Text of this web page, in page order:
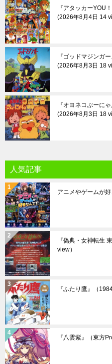
『アタッカーYOU
2026年8月4日 14
『ゴッドマジンガ
2026年8月3日 18
『オヨネコぶーに
2026年8月3日 18
人気記事
アニメやゲームが
『偽典・女神転生
view）
『ふたり鷹』（
『八雲紫』（東方